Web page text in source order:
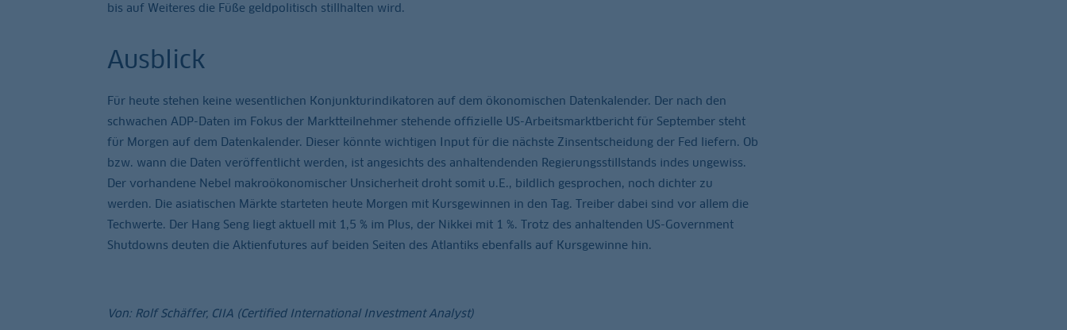
bis auf Weiteres die Füße geldpolitisch stillhalten wird.
Ausblick
Für heute stehen keine wesentlichen Konjunkturindikatoren auf dem ökonomischen Datenkalender. Der nach den
schwachen ADP-Daten im Fokus der Marktteilnehmer stehende offizielle US-Arbeitsmarktbericht für September steht
für Morgen auf dem Datenkalender. Dieser könnte wichtigen Input für die nächste Zinsentscheidung der Fed liefern. Ob
bzw. wann die Daten veröffentlicht werden, ist angesichts des anhaltendenden Regierungsstillstands indes ungewiss.
Der vorhandene Nebel makroökonomischer Unsicherheit droht somit u.E., bildlich gesprochen, noch dichter zu
werden. Die asiatischen Märkte starteten heute Morgen mit Kursgewinnen in den Tag. Treiber dabei sind vor allem die
Techwerte. Der Hang Seng liegt aktuell mit 1,5 % im Plus, der Nikkei mit 1 %. Trotz des anhaltenden US-Government
Shutdowns deuten die Aktienfutures auf beiden Seiten des Atlantiks ebenfalls auf Kursgewinne hin.
Von: Rolf Schäffer, CIIA (Certified International Investment Analyst)